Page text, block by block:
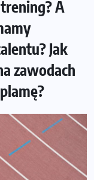
A
Jak
zawodach